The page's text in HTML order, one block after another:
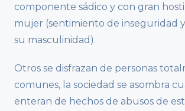
componente sádico y con gran
mujer (sentimiento de inseguridad
su masculinidad).
Otros se disfrazan de personas
comunes, la sociedad se asombra
enteran de hechos de abusos de